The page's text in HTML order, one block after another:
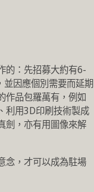
的：先招募大約有6-
因應個別需要而延期
作品包羅萬有，例如
利用3D印刷技術製成
劍，亦有用圖像來解
念，才可以成為駐場